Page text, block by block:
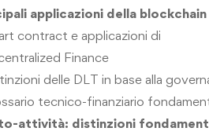
applicazioni della blockchain
contract e applicazioni di
Finance
delle DLT in base alla
tecnico-finanziario
attività: distinzioni